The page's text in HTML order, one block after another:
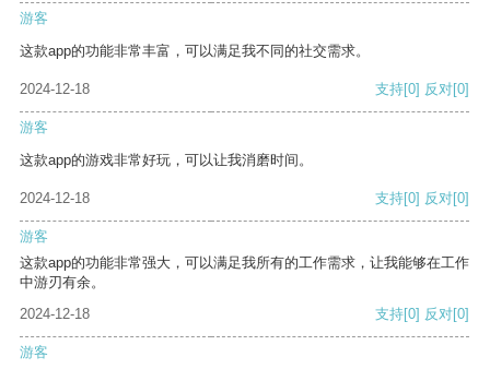
游客
这款app的功能非常丰富，可以满足我不同的社交需求。
2024-12-18 支持[0] 反对[0]
游客
这款app的游戏非常好玩，可以让我消磨时间。
2024-12-18 支持[0] 反对[0]
游客
这款app的功能非常强大，可以满足我所有的工作需求，让我能够在工作
中游刃有余。
2024-12-18
支持[0] 反对[0]
游客